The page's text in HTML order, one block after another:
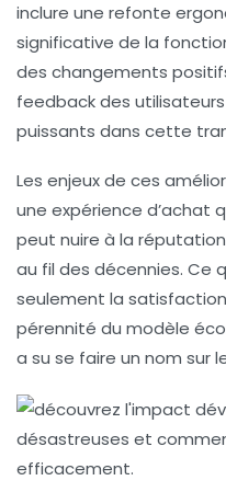
inclure une refonte
significative de la
des changements
feedback des
puissants dans cette
Les enjeux de ces
une expérience d’achat
peut nuire à la
au fil des décennies. Ce
seulement la
pérennité du modèle
a su se faire un nom sur